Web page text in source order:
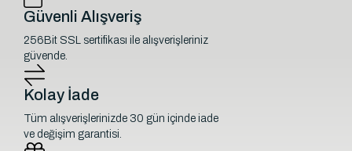
Güvenli Alışveriş
256Bit SSL sertifikası ile alışverişleriniz
güvende.
Kolay İade
Tüm alışverişlerinizde 30 gün içinde iade
ve değişim garantisi.